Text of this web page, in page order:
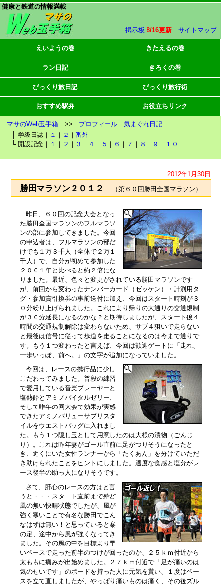
健康と鉄道の情報満載
掲示板 8/16更新 サイトマップ
えいようの巻 きたえるの巻
ラン日記 きろくの巻
びっくり旅日記 びっくり旅行術
おすすめ駅弁 お役立ちリンク
マサのWeb玉手箱 >> プロフィール
気まぐれ日記
├ 学級日誌｜ １ ｜ ２ ｜番外
└ 開設記念｜ １ ｜ ２ ｜ ３ ｜ ４ ｜ ５ ｜ ６ ｜ ７ ｜ ８ ｜ ９ ｜ １０
2012年1月30日
勝田マラソン２０１２ （第６０回勝田全国マラソン）
昨日、６０回の記念大会となっ
た勝田全国マラソンのフルマラソ
ンの部に参加してきました。今回
の申込者は、フルマラソンの部だ
けでも１万３千人（全体で２万１
千人）で、自分が初めて参加した
２００１年と比べると約２倍にな
りました。最近、色々と変更がされている勝田マラソンです
が、前回から変わったナンバーカード（ゼッケン）・計測用タ
グ・参加賞引換券の事前送付に加え、今回はスタート時刻が３
０分繰り上げられました。これにより帰りの大通りの交通規制
が３０分延長になるのかな？と期待しましたが、スタート後４
時間の交通規制解除は変わらないため、サブ４狙いで走らない
と最後は信号に従って歩道を走ることになるのは今まで通りで
す。もう１つ変わったと言えば、今回は歓迎ゲートに「走れ、
一歩いっぽ、前へ。」の文字が追加になっていました。
今回は、レースの携行品に少し
こだわってみました。普段の練習
で愛用している音楽プレーヤーと
塩熱飴とアミノバイタルゼリー、
そして昨年の同大会で効果が実感
できたアミノバリューサプリスタ
イルをウエストバッグに入れまし
た。もう１つ隠し玉として用意したのは大根の漬物（ごんじ
り）。これは昨年妻がゴール直前に足がつりそうになったと
き、近くにいた女性ランナーから「たくあん」を分けていただ
き助けられたことをヒントにしました。適度な食感と塩分がレ
ース後半の助っ人になりそうです。
さて、肝心のレースの方はと言
うと・・・スタート直前まで殆ど
風の無い快晴状態でしたが、風が
強く寒いことで有名な勝田でこん
なはずは無い！と思っていると案
の定、途中から風が強くなってき
ました。その風の中を目標より早
いペースで走った前半のつけが回ったのか、２５ｋｍ付近から
太ももに痛みが出始めました。２７ｋｍ付近で「足が痛いのは
気のせいです」のボードを持った人に元気を貰い、１度はペー
スを立て直しましたが、やっぱり痛いものは痛く、その後ズル